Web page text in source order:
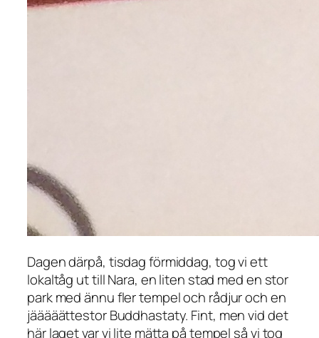
Dagen därpå, tisdag förmiddag, tog vi ett
lokaltåg ut till Nara, en liten stad med en stor
park med ännu fler tempel och rådjur och en
jääääättestor Buddhastaty. Fint, men vid det
här laget var vi lite mätta på tempel så vi tog